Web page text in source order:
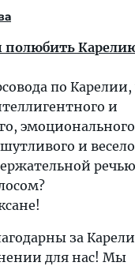
полюбить
по
и
и
за
для нас! Мы